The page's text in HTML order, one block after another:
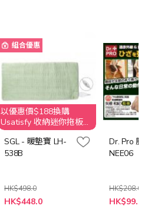
組合優惠
以優惠價$188換購
Usatisfy 收納迷你拖板
(原價$269)
SGL - 暖墊寶 LH-
538B
HK$498.0
特
HK$448.0
Dr. Pro 膝
NEE06
HK$208.0
特
HK$99.0